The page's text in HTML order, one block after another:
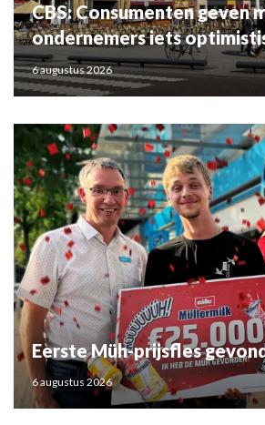
CBS: Consumenten geven
ondernemers iets
6 augustus 2026
Eerste Müh-prijsfles
6 augustus 2026